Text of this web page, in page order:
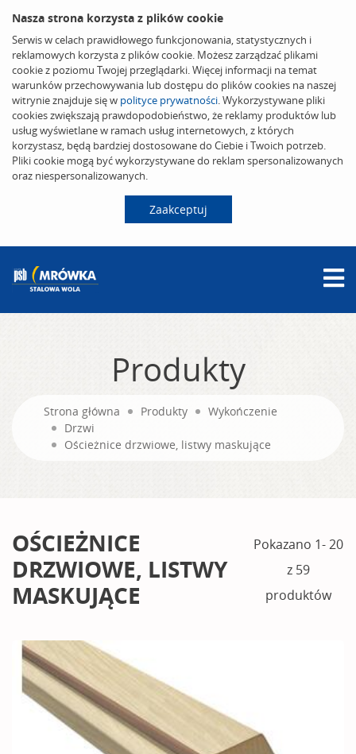
Nasza strona korzysta z plików cookie
Serwis w celach prawidłowego funkcjonowania, statystycznych i
reklamowych korzysta z plików cookie. Możesz zarządzać plikami
cookie z poziomu Twojej przeglądarki. Więcej informacji na temat
warunków przechowywania lub dostępu do plików cookies na naszej
witrynie znajduje się w polityce prywatności. Wykorzystywane pliki
cookies zwiększają prawdopodobieństwo, że reklamy produktów lub
usług wyświetlane w ramach usług internetowych, z których
korzystasz, będą bardziej dostosowane do Ciebie i Twoich potrzeb.
Pliki cookie mogą być wykorzystywane do reklam spersonalizowanych
oraz niespersonalizowanych.
Zaakceptuj
Produkty
Strona główna Produkty
Wykończenie
Drzwi
Ościeżnice drzwiowe, listwy maskujące
OŚCIEŻNICE
DRZWIOWE, LISTWY
MASKUJĄCE
Pokazano 1- 20
z 59
produktów